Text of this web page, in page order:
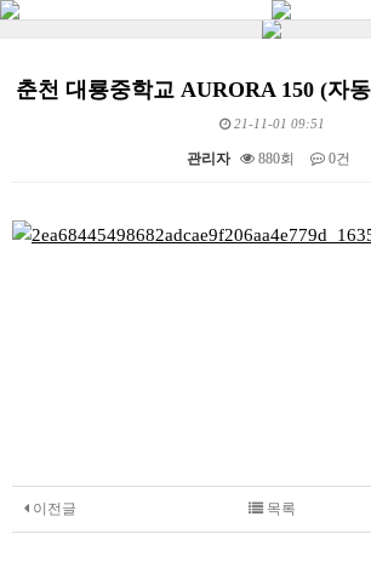
춘천 대룡중학교 AURORA 150 (자
21-11-01 09:51
관리자 880회 0건
본문
이전글 목록